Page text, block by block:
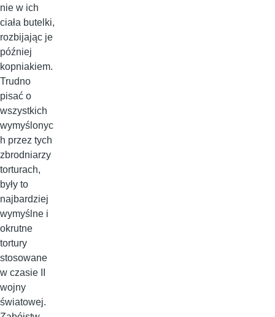
nie w ich
ciała butelki,
rozbijając je
później
kopniakiem.
Trudno
pisać o
wszystkich
wymyślonyc
h przez tych
zbrodniarzy
torturach,
były to
najbardziej
wymyślne i
okrutne
tortury
stosowane
w czasie II
wojny
światowej.